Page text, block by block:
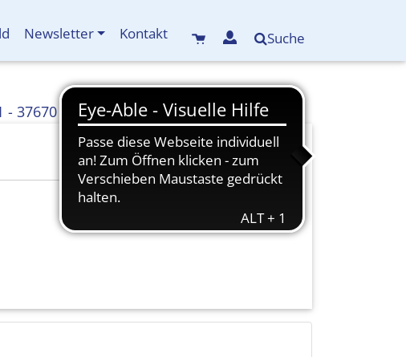
Newsletter Kontakt Suche
info(at)kreisbildungswerk-mdf.de
- 37670